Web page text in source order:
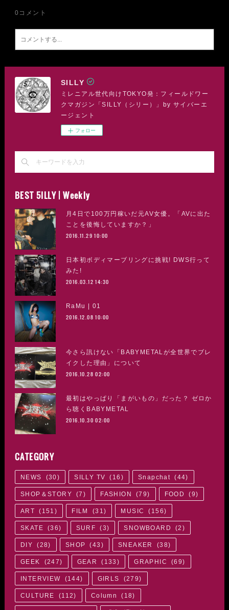
0 コメント
SILLY
ミレニアル世代向けTOKYO発：フィールドワー
クマガジン「SILLY（シリー）」by サイバーエ
ージェント
フォロー
BEST 5ILLY | Weekly
月4日で100万円稼いだ元AV女優。「AVに出た
ことを後悔していますか？」
2016.11.29 10:00
日本初ボディマーブリングに挑戦! DWS行って
みた!
2016.03.12 14:30
RaMu | 01
2016.12.08 10:00
今さら訊けない「BABYMETALが全世界でブレ
イクした理由」について
2016.10.28 02:00
最初はやっぱり「まがいもの」だった？ ゼロか
ら聴くBABYMETAL
2016.10.30 02:00
CATEGORY
NEWS (30) SILLY TV ( 16 ) Snapchat (44)
SHOP＆STORY (7 ) FASHION (79) FOOD (9)
ART ( 151 ) FILM (31) MUSIC ( 156)
SKATE (36) SURF (3) SNOWBOARD (2 )
DIY (28) SHOP (43 ) SNEAKER (38)
GEEK (247) GEAR ( 133 ) GRAPHIC (69)
INTERVIEW (144) GIRLS (279)
CULTURE (112) Column ( 18)